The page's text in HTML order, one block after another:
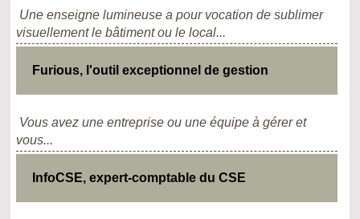
Une enseigne lumineuse a pour vocation de sublimer
visuellement le bâtiment ou le local...
Furious, l'outil exceptionnel de gestion
Vous avez une entreprise ou une équipe à gérer et
vous...
InfoCSE, expert-comptable du CSE